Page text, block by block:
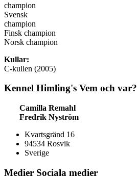
champion
Svensk
champion
Finsk champion
Norsk champion
Kullar:
C-kullen (2005)
Kennel Himling's Vem och var?
Camilla Remahl
Fredrik Nyström
Kvartsgränd 16
94534 Rosvik
Sverige
Medier Sociala medier